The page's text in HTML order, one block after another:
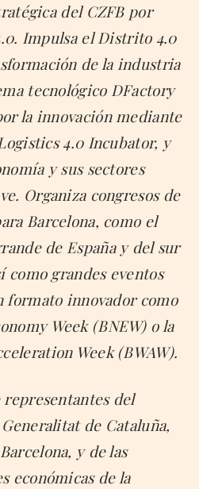
del CZFB por
Impulsa el Distrito 4.0
de la industria
tecnológico DFactory
la innovación mediante
4.0 Incubator, y
y sus sectores
Organiza congresos de
Barcelona, como el
de España y del sur
como grandes eventos
formato innovador como
Week (BNEW) o la
Week (BWAW).
del
de Cataluña,
y de las
económicas de la